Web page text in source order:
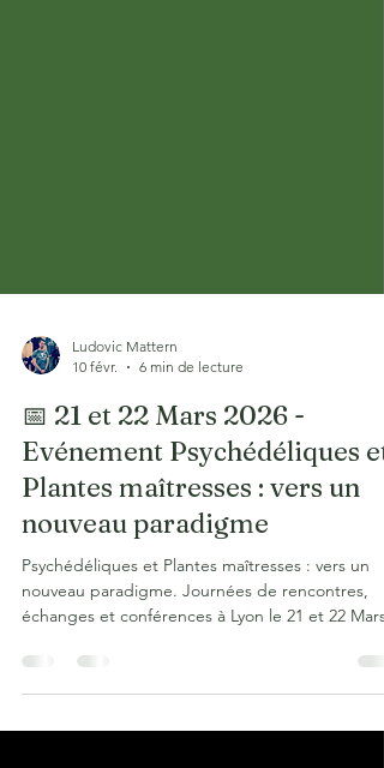
10 févr.
6 min de lecture
📅 21 et 22 Mars 2026 -
Evénement Psychédéliques et
Plantes maîtresses : vers un
nouveau paradigme
Psychédéliques et Plantes maîtresses : vers un
échanges et conférences à Lyon le 21 et 22 Mars